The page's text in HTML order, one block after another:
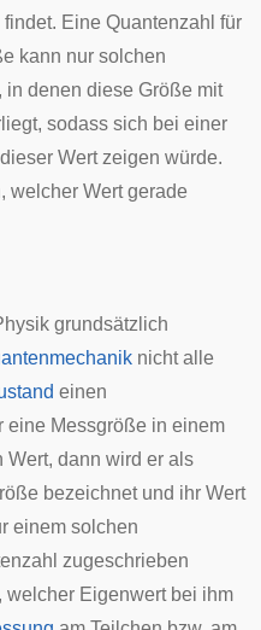
Eine Quantenzahl für
kann nur solchen
denen diese Größe mit
sodass sich bei einer
Wert zeigen würde.
welcher Wert gerade
grundsätzlich
nicht alle
einen
eine Messgröße in einem
dann wird er als
bezeichnet und ihr Wert
einem solchen
zugeschrieben
welcher Eigenwert bei ihm